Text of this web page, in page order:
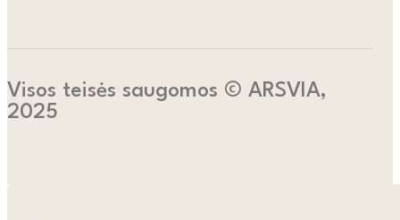
Visos teisės saugomos © ARSVIA,
2025